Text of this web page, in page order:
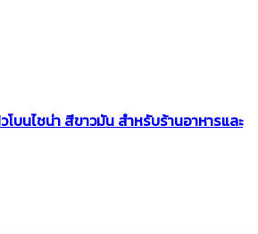
โบนไชน่า สีขาวมัน สำหรับร้านอาหารและ